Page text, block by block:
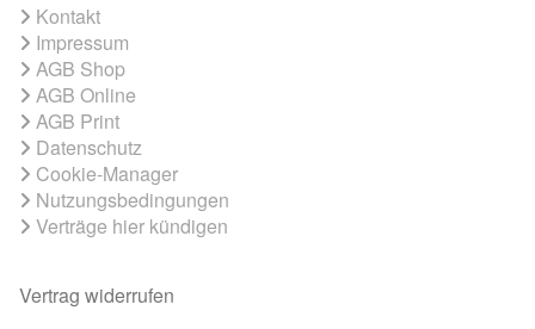
Kontakt
Impressum
AGB Shop
AGB Online
AGB Print
Datenschutz
Cookie-Manager
Nutzungsbedingungen
Verträge hier kündigen
Vertrag widerrufen